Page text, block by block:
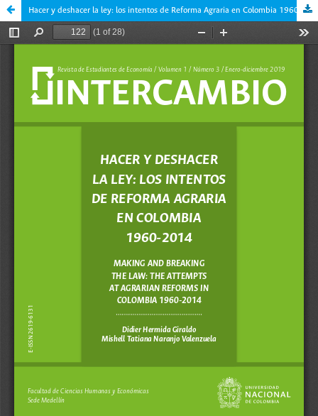
Hacer y deshacer la ley: los intentos de Reforma Agraria en Colombia 1960-2014